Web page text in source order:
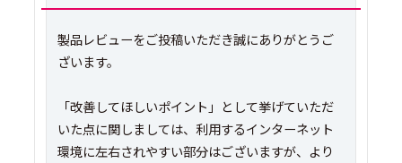
製品レビューをご投稿いただき誠にありがとうご
ざいます。
「改善してほしいポイント」として挙げていただ
いた点に関しましては、利用するインターネット
環境に左右されやすい部分はございますが、より